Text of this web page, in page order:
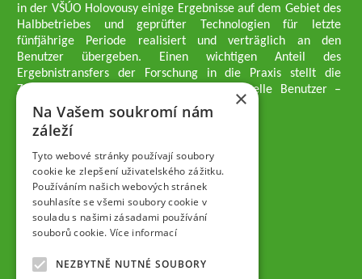
in der VŠÚO Holovousy einige Ergebnisse auf dem Gebiet des
Halbbetriebes und geprüfter Technologien für letzte
fünfjährige Periode realisiert und verträglich an den
Benutzer übergeben. Einen wichtigen Anteil des
Ergebnistransfers der Forschung in die Praxis stellt die
Züchtungsmethodik dar, die an professionelle Benutzer –
professionelle Obstzüchter übergeben wird.
Geschäftsführer der Gesellschaft
Dipl.-Ing. Tomáš Zmeškal
Dipl.-Ing. Jaroslav Vácha
Gesellschafter
Dipl.-Ing. Jan Blažek, CS c.
Dipl.-Ing. Josef Kosina, CS c.
Dipl.-Ing. Václav Ludvík
Jaroslav Muška
×
Na Vašem soukromí nám
záleží
Tyto webové stránky používají soubory
cookie ke zlepšení uživatelského zážitku.
Používáním našich webových stránek
souhlasíte se všemi soubory cookie v
souladu s našimi zásadami používání
souborů cookie. Více informací
NEZBYTNĚ NUTNÉ SOUBORY